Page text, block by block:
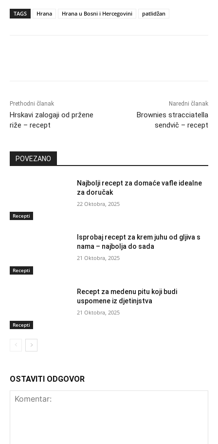
TAGS Hrana Hrana u Bosni i Hercegovini patlidžan
Prethodni članak
Hrskavi zalogaji od pržene
riže – recept
Naredni članak
Brownies stracciatella
sendvič – recept
POVEZANO
Recepti
Najbolji recept za domaće vafle idealne
za doručak
22 Oktobra, 2025
Recepti
Isprobaj recept za krem juhu od gljiva s
nama – najbolja do sada
21 Oktobra, 2025
Recepti
Recept za medenu pitu koji budi
uspomene iz djetinjstva
21 Oktobra, 2025
OSTAVITI ODGOVOR